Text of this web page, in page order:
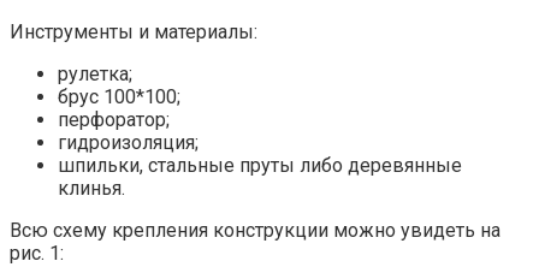
Инструменты и материалы:
рулетка;
брус 100*100;
перфоратор;
гидроизоляция;
шпильки, стальные пруты либо деревянные
клинья.
Всю схему крепления конструкции можно увидеть на
рис. 1: